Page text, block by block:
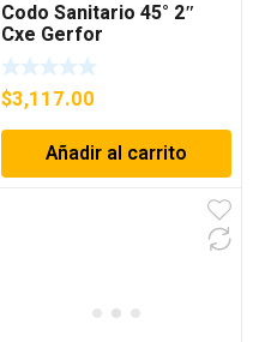
Codo Sanitario 45° 2″
Cxe Gerfor
$3,117.00
Añadir al carrito